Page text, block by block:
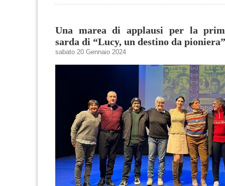
Una marea di applausi per la
sarda di “Lucy, un destino da pioniera”
sabato 20 Gennaio 2024